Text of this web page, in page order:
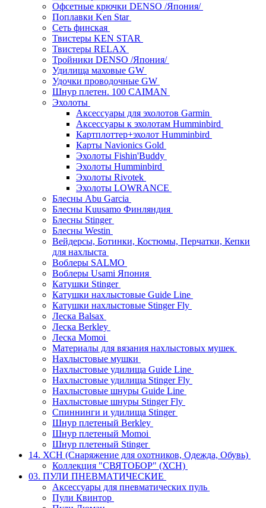
Офсетные крючки DENSO /Япония/
Поплавки Ken Star
Сеть финская
Твистеры KEN STAR
Твистеры RELAX
Тройники DENSO /Япония/
Удилища маховые GW
Удочки проводочные GW
Шнур плетен. 100 CAIMAN
Эхолоты
Аксессуары для эхолотов Garmin
Аксессуары к эхолотам Humminbird
Картплоттер+эхолот Humminbird
Карты Navionics Gold
Эхолоты Fishin'Buddy
Эхолоты Humminbird
Эхолоты Rivotek
Эхолоты LOWRANCE
Блесны Abu Garcia
Блесны Kuusamo Финляндия
Блесны Stinger
Блесны Westin
Вейдерсы, Ботинки, Костюмы, Перчатки, Кепки
для нахлыста
Воблеры SALMO
Воблеры Usami Япония
Катушки Stinger
Катушки нахлыстовые Guide Line
Катушки нахлыстовые Stinger Fly
Леска Balsax
Леска Berkley
Леска Momoi
Материалы для вязания нахлыстовых мушек
Нахлыстовые мушки
Нахлыстовые удилища Guide Line
Нахлыстовые удилища Stinger Fly
Нахлыстовые шнуры Guide Line
Нахлыстовые шнуры Stinger Fly
Спиннинги и удилища Stinger
Шнур плетеный Berkley
Шнур плетеный Momoi
Шнур плетеный Stinger
14. ХСН (Снаряжение для охотников, Одежда, Обувь)
Коллекция "СВЯТОБОР" (ХСН)
03. ПУЛИ ПНЕВМАТИЧЕСКИЕ
Аксессуары для пневматических пуль
Пули Квинтор